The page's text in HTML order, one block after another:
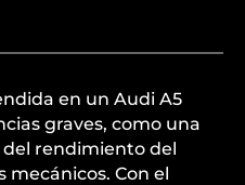
en un Audi A5
graves, como una
rendimiento del
mecánicos. Con el